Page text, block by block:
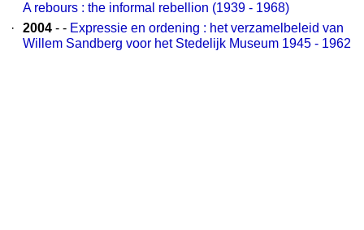
A rebours : the informal rebellion (1939 - 1968)
·
2004 - - Expressie en ordening : het verzamelbeleid van
Willem Sandberg voor het Stedelijk Museum 1945 - 1962